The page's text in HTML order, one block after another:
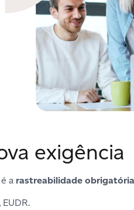
exigência
a rastreabilidade
EUDR.